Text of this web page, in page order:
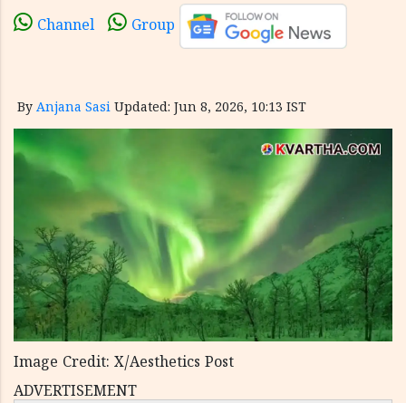
Channel Group
By Anjana Sasi Updated: Jun 8, 2026, 10:13 IST
Image Credit: X/Aesthetics Post
ADVERTISEMENT